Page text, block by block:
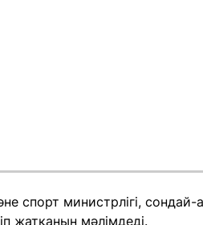
спорт министрлігі,
жатқанын мәлімдеді.